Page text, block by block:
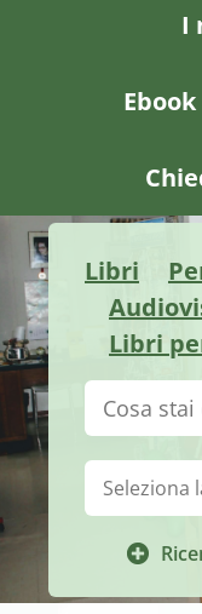
I
Libri
Libri
Cerca su
Biblioteca: